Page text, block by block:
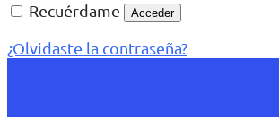
Recuérdame
Acceder
¿Olvidaste la contraseña?